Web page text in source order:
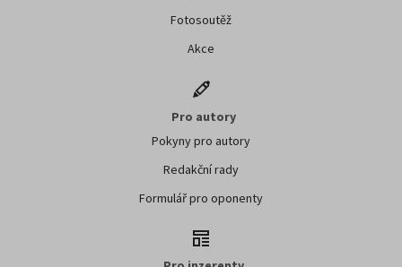
Fotosoutěž
Akce
Pro autory
Pokyny pro autory
Redakční rady
Formulář pro oponenty